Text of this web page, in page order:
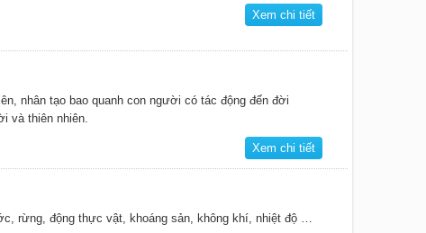
Xem chi tiết
nhân tạo bao quanh con người có tác động đến đời
và thiên nhiên.
Xem chi tiết
rừng, động thực vật, khoáng sản, không khí, nhiệt độ …